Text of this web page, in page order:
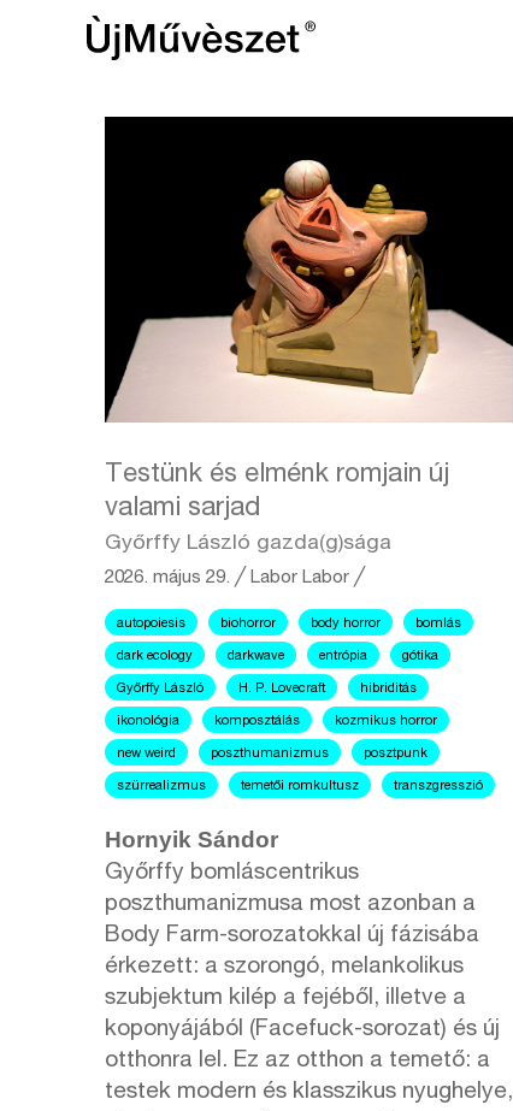
Testünk és elménk romjain új
valami sarjad
Győrffy László gazda(g)sága
2026. május 29. ╱Labor Labor ╱
autopoiesis biohorror body horror bomlás
dark ecology darkwave entrópia gótika
Győrffy László H. P. Lovecraft hibriditás
ikonológia komposztálás kozmikus horror
new weird poszthumanizmus posztpunk
szürrealizmus temetői romkultusz transzgresszió
Hornyik Sándor
Győrffy bomláscentrikus
poszthumanizmusa most azonban a
Body Farm-sorozatokkal új fázisába
érkezett: a szorongó, melankolikus
szubjektum kilép a fejéből, illetve a
koponyájából (Facefuck-sorozat) és új
otthonra lel. Ez az otthon a temető: a
testek modern és klasszikus nyughelye,